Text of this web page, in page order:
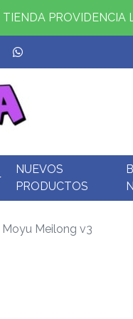
TIENDA PROVIDENCIA
NUEVOS
PRODUCTOS
Meilong v3